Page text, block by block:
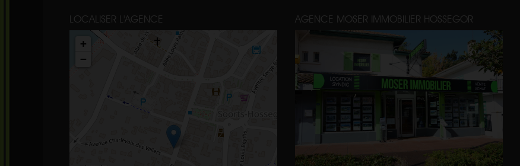
LOCALISER L'AGENCE
+
−
AGENCE MOSER IMMOBILIER HOSSEGOR